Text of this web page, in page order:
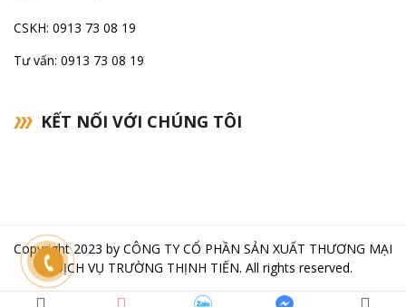
CSKH: 0913 73 08 19
Tư vấn: 0913 73 08 19
KẾT NỐI VỚI CHÚNG TÔI
Copyright 2023 by CÔNG TY CỔ PHẦN SẢN XUẤT THƯƠNG MẠI
DỊCH VỤ TRƯỜNG THỊNH TIẾN. All rights reserved.